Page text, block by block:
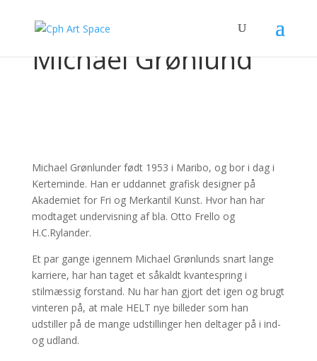
Michael Grønlund
Michael Grønlunder født 1953 i Maribo, og bor i dag i
Kerteminde. Han er uddannet grafisk designer på
Akademiet for Fri og Merkantil Kunst. Hvor han har
modtaget undervisning af bla. Otto Frello og
H.C.Rylander.
Et par gange igennem Michael Grønlunds snart lange
karriere, har han taget et såkaldt kvantespring i
stilmæssig forstand. Nu har han gjort det igen og brugt
vinteren på, at male HELT nye billeder som han
udstiller på de mange udstillinger hen deltager på i ind-
og udland.